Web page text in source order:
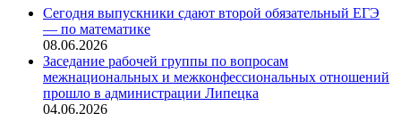
Сегодня выпускники сдают второй обязательный ЕГЭ
— по математике
08.06.2026
Заседание рабочей группы по вопросам
межнациональных и межконфессиональных отношений
прошло в администрации Липецка
04.06.2026